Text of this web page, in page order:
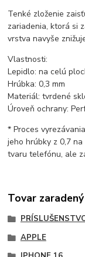
Tenké zloženie
zariadenia, ktorá si
vrstva navyše
Vlastnosti:
Lepidlo: na celú
Hrúbka: 0,3 mm
Materiál: tvrdené
Úroveň ochrany:
* Proces
jeho hrúbky z 0,7
tvaru telefónu, ale
Tovar
APPLE